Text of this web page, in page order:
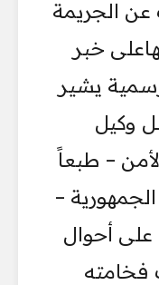
الجريمة
خبر
يشير
قبل وكيل
– طبعاً
–
على أحوال
فخامته